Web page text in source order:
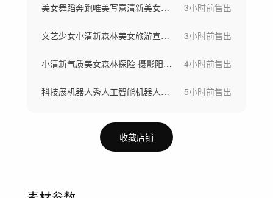
美女舞蹈奔跑唯美写意清新美女大自然舞者 3小时前售出
文艺少女小清新森林美女旅游宣传感受自然 3小时前售出
小清新气质美女森林探险 摄影阳光穿透树林 4小时前售出
科技展机器人秀人工智能机器人具身智能应用 5小时前售出
收藏店铺